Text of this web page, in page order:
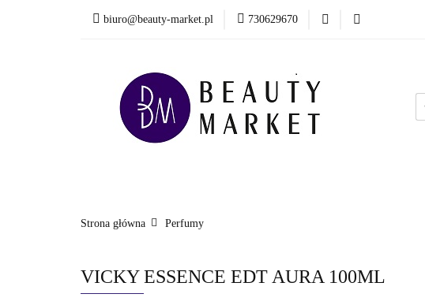
biuro@beauty-market.pl 730629670
Nowości
Włosy Twarz
Health & Care
Strona główna Perfumy
VICKY ESSENCE EDT AURA 100ML